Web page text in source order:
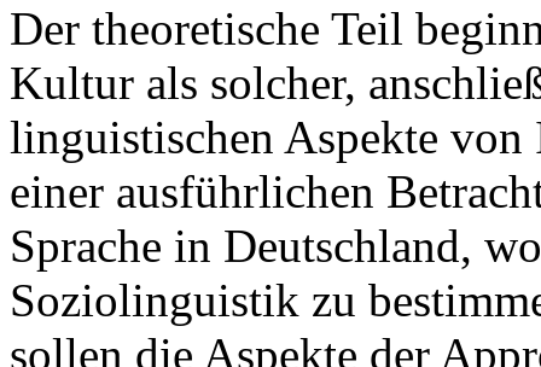
Der theoretische Teil
Kultur als solcher,
linguistischen Aspekte
einer ausführlichen
Sprache in Deutschland,
Soziolinguistik zu
sollen die Aspekte der